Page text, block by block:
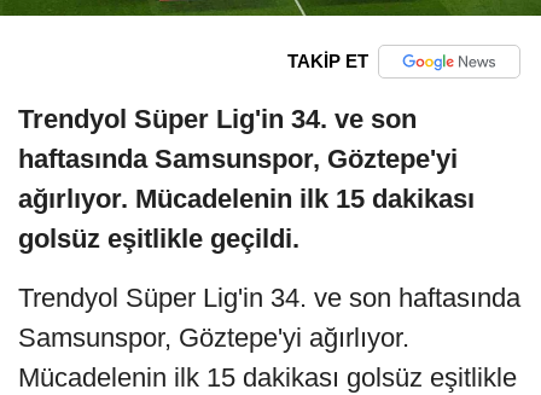
TAKİP ET
Trendyol Süper Lig'in 34. ve son
haftasında Samsunspor, Göztepe'yi
ağırlıyor. Mücadelenin ilk 15 dakikası
golsüz eşitlikle geçildi.
Trendyol Süper Lig'in 34. ve son haftasında
Samsunspor, Göztepe'yi ağırlıyor.
Mücadelenin ilk 15 dakikası golsüz eşitlikle